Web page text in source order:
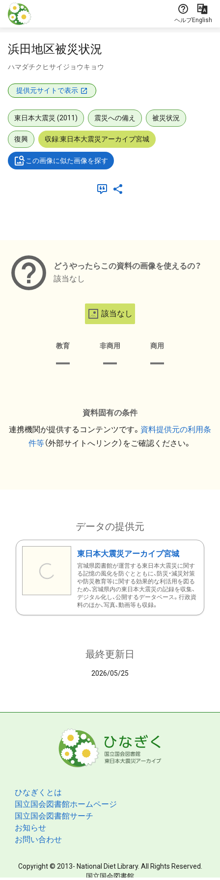
本文に飛ぶ
ヘルプEnglish
浜田地区被災状況
ハマダチクヒサイジョウキョウ
提供元サイトで表示
東日本大震災 (2011) 震災への備え 被災状況
復興 収録:東日本大震災アーカイブ宮城
この画像に似た画像を探す
どうやったらこの資料の画像を使えるの？
該当なし
該当なし
教育 非商用 商用
資料固有の条件
連携機関が提供するコンテンツです。 資料提供元の利用条
件等（外部サイトへリンク）をご確認ください。
データの提供元
東日本大震災アーカイブ宮城
宮城県図書館が運営する東日本大震災に関す
る記憶の風化を防ぐとともに、防災・減災対策
や防災教育等に関する効果的な利活用を図る
ため、宮城県内の東日本大震災の記録を収集、
デジタル化し、公開するデータベース。行政資
料のほか、写真、動画等も収録。
最終更新日
2026/05/25
ひなぎくとは
国立国会図書館ホームページ
国立国会図書館サーチ
お知らせ
お問い合わせ
Copyright © 2013- National Diet Library. All Rights Reserved.